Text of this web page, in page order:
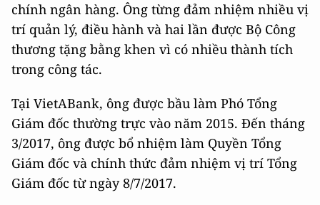
chính ngân hàng. Ông từng đảm nhiệm nhiều vị
trí quản lý, điều hành và hai lần được Bộ Công
thương tặng bằng khen vì có nhiều thành tích
trong công tác.
Tại VietABank, ông được bầu làm Phó Tổng
Giám đốc thường trực vào năm 2015. Đến tháng
3/2017, ông được bổ nhiệm làm Quyền Tổng
Giám đốc và chính thức đảm nhiệm vị trí Tổng
Giám đốc từ ngày 8/7/2017.